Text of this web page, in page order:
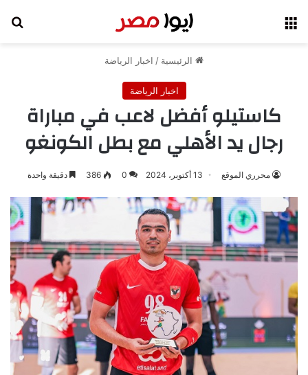
الرئيسية / اخبار الرياضة
اخبار الرياضة
كاستيلو أفضل لاعب في مباراة
رجال يد الأهلي مع بطل الكونغو
محرري الموقع 13 أكتوبر، 2024 0
386 دقيقة واحدة